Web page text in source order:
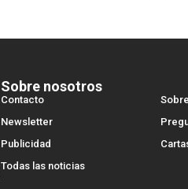
Sobre nosotros
Contacto
Newsletter
Publicidad
Todas las noticias